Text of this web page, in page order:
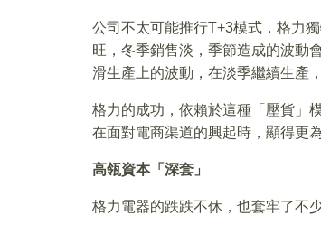
公司不太可能推行T+3模式，格力
旺，冬季銷售淡，季節造成的波動
滑生產上的波動，在淡季繼續生產
格力的成功，依賴於這種「壓貨」
在面對電商渠道的興起時，顯得更
高瓴資本「深套」
格力電器的跌跌不休，也套牢了不